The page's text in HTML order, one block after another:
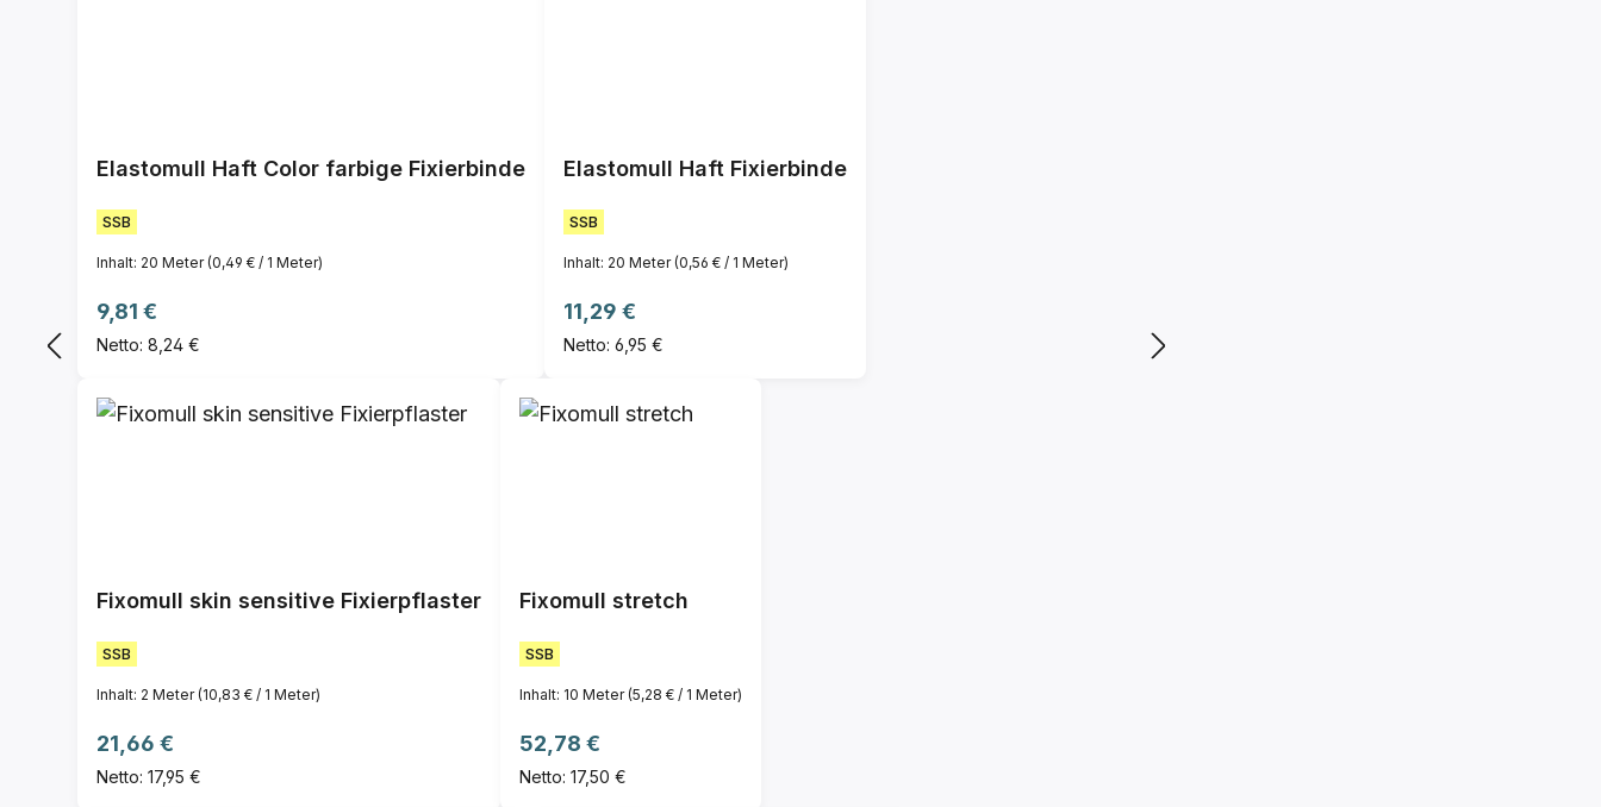
Elastomull Haft Color farbige Fixierbinde
SSB
Inhalt: 20 Meter(0,49 € / 1 Meter)
Regulärer Preis:
9,81 €
Netto: 8,24 €
Elastomull Haft Fixierbinde
SSB
Inhalt: 20 Meter(0,56 € / 1 Meter)
Regulärer Preis:
11,29 €
Netto: 6,95 €
Fixomull skin sensitive Fixierpflaster
SSB
Inhalt: 2 Meter(10,83 € / 1 Meter)
Regulärer Preis:
21,66 €
Netto: 17,95 €
Fixomull stretch
SSB
Inhalt: 10 Meter(5,28 € / 1 Meter)
Regulärer Preis:
52,78 €
Netto: 17,50 €